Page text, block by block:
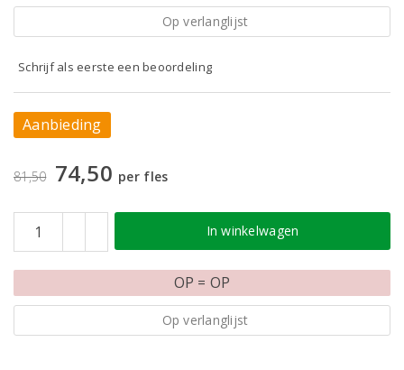
Op verlanglijst
Schrijf als eerste een beoordeling
Aanbieding
81,50 74,50 per fles
In winkelwagen
OP = OP
Op verlanglijst